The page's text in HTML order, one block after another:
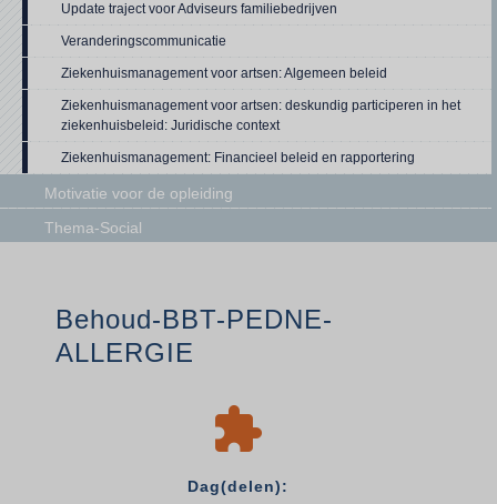
Update traject voor Adviseurs familiebedrijven
Veranderingscommunicatie
Ziekenhuismanagement voor artsen: Algemeen beleid
Ziekenhuismanagement voor artsen: deskundig participeren in het
ziekenhuisbeleid: Juridische context
Ziekenhuismanagement: Financieel beleid en rapportering
Motivatie voor de opleiding
Thema-Social
Behoud-BBT-PEDNE-
ALLERGIE

Dag(delen):